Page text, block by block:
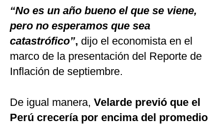
“No es un año bueno el que se viene,
pero no esperamos que sea
catastrófico”, dijo el economista en el
marco de la presentación del Reporte de
Inflación de septiembre.
De igual manera, Velarde previó que el
Perú crecería por encima del promedio